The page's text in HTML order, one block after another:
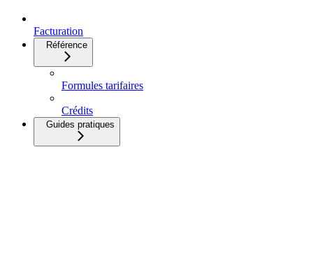
Facturation
Référence
Formules tarifaires
Crédits
Guides pratiques